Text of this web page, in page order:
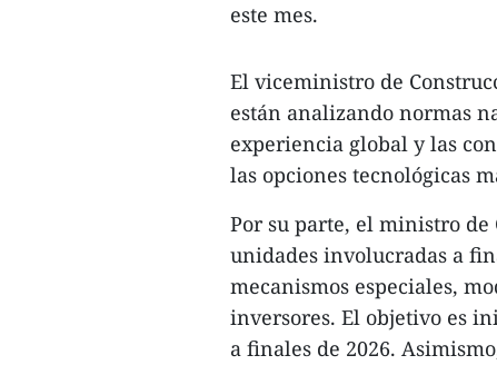
este mes.
El viceministro de
están analizando normas
experiencia global y las
las opciones tecnológicas
Por su parte, el ministro
unidades involucradas a
mecanismos especiales,
inversores. El objetivo es
a finales de 2026.